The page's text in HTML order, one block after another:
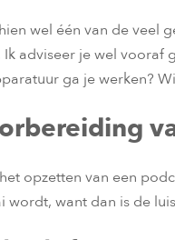
wel één van de veel
adviseer je wel vooraf
ga je werken?
opzetten van een
wordt, want dan is de